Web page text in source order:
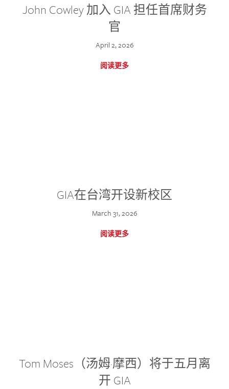
John Cowley 加入 GIA 担任首席财务
官
April 2, 2026
阅读更多
GIA在台湾开设新校区
March 31, 2026
阅读更多
Tom Moses（汤姆·摩西）将于五月离
开 GIA